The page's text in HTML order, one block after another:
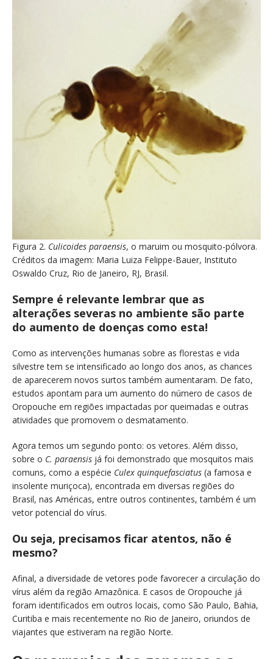
Figura 2. Culicoides paraensis, o maruim ou mosquito-pólvora.
Créditos da imagem: Maria Luiza Felippe-Bauer, Instituto
Oswaldo Cruz, Rio de Janeiro, RJ, Brasil.
Sempre é relevante lembrar que as
alterações severas no ambiente são parte
do aumento de doenças como esta!
Como as intervenções humanas sobre as florestas e vida
silvestre tem se intensificado ao longo dos anos, as chances
de aparecerem novos surtos também aumentaram. De fato,
estudos apontam para um aumento do número de casos de
Oropouche em regiões impactadas por queimadas e outras
atividades que promovem o desmatamento.
Agora temos um segundo ponto: os vetores. Além disso,
sobre o C. paraensis já foi demonstrado que mosquitos mais
comuns, como a espécie Culex quinquefasciatus (a famosa e
insolente muriçoca), encontrada em diversas regiões do
Brasil, nas Américas, entre outros continentes, também é um
vetor potencial do vírus.
Ou seja, precisamos ficar atentos, não é
mesmo?
Afinal, a diversidade de vetores pode favorecer a circulação do
vírus além da região Amazônica. E casos de Oropouche já
foram identificados em outros locais, como São Paulo, Bahia,
Curitiba e mais recentemente no Rio de Janeiro, oriundos de
viajantes que estiveram na região Norte.